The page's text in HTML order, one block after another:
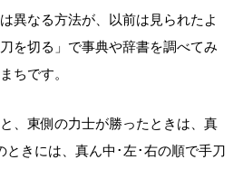
異なる方法が、以前は見られたよ
を切る」で事典や辞書を調べてみ
ちです。
、東側の力士が勝ったときは、真
ときには、真ん中･左･右の順で手刀